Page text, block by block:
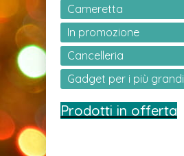
Cameretta
In promozione
Cancelleria
Gadget per i più grandi
Prodotti in offerta